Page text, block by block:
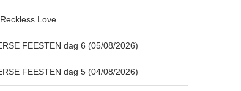
Love
FEESTEN dag 6 (05/08/2026)
FEESTEN dag 5 (04/08/2026)